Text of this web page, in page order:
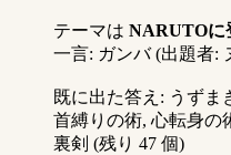
テーマは NARUTOに
一言: ガンバ (出題者:
既に出た答え: うずま
首縛りの術, 心転身の
裏剣 (残り 47 個)